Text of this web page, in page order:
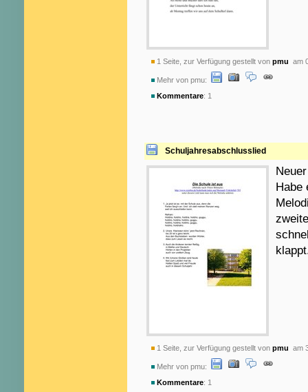
1 Seite, zur Verfügung gestellt von pmu am
Mehr von pmu:
Kommentare: 1
Schuljahresabschlusslied
Habe
1 Seite, zur Verfügung gestellt von pmu am
Mehr von pmu:
Kommentare: 1